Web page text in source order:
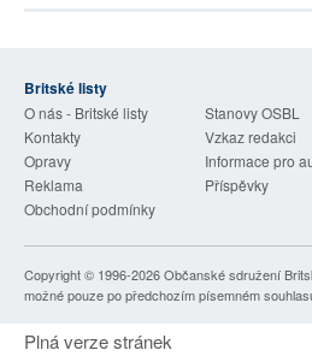
Britské listy
O nás - Britské listy
Stanovy OSBL
Kontakty
Vzkaz redakci
Opravy
Informace pro
Reklama
Příspěvky
Obchodní podmínky
Copyright © 1996-2026Občanské sdružení
možné pouze po předchozím písemném
Plná verze stránek